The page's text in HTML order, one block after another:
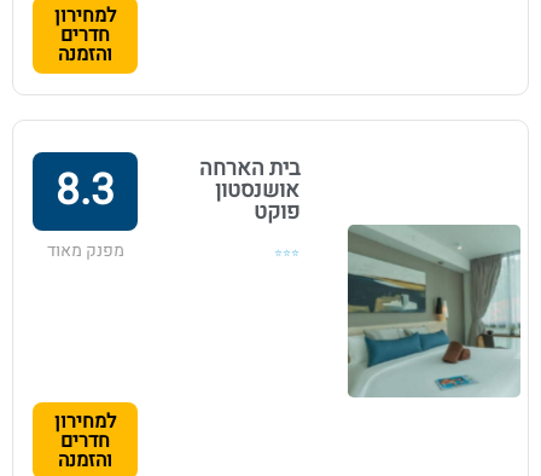
למחירון
חדרים
והזמנה
בית הארחה
אושנסטון
פוקט
⭐⭐⭐
8.3
מפנק מאוד
למחירון
חדרים
והזמנה